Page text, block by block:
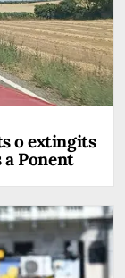
o extingits
a Ponent